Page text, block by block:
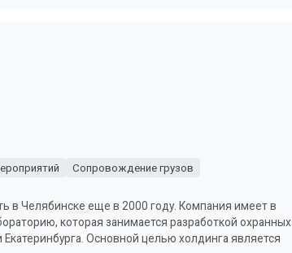
Сопровождение грузов
в Челябинске еще в 2000 году. Компания имеет в
которая занимается разработкой охранных
Основной целью холдинга является